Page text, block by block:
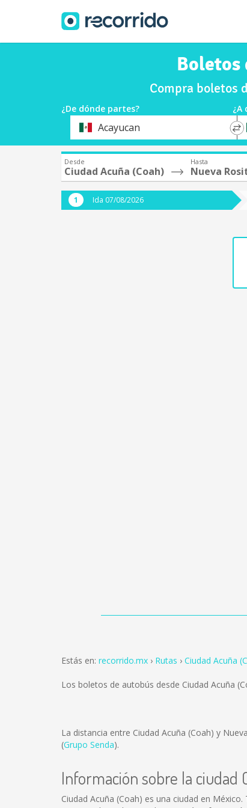
Boletos
Compra boletos
¿De dónde partes? ¿A
OrigenAcayucan
*
Desde
Ciudad Acuña (Coah)
Hasta
Nueva
Ida 07/08/2026
Estás en: recorrido.mx Rutas Ciudad Acuña
Los boletos de autobús desde Ciudad Acuña
La distancia entre Ciudad Acuña (Coah) y
(Grupo Senda).
Información sobre la ciudad
Ciudad Acuña (Coah) es una ciudad en